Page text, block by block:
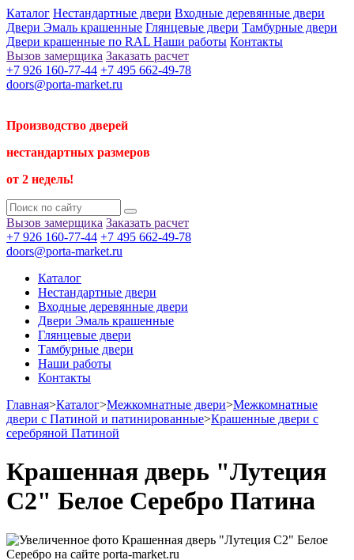
Каталог Нестандартные двери Входные деревянные двери
Двери Эмаль крашенные Глянцевые двери Тамбурные двери
Двери крашенные по RAL Наши работы Контакты
Вызов замерщика Заказать расчет
+7 926 160-77-44 +7 495 662-49-78
doors@porta-market.ru
Производство дверей
нестандартных размеров
от 2 недель!
Вызов замерщика Заказать расчет
+7 926 160-77-44 +7 495 662-49-78
doors@porta-market.ru
Каталог
Нестандартные двери
Входные деревянные двери
Двери Эмаль крашенные
Глянцевые двери
Тамбурные двери
Наши работы
Контакты
Главная>Каталог>Межкомнатные двери>Межкомнатные
двери с Патиной и патинированные>Крашенные двери с
серебряной Патиной
Крашенная дверь "Лутеция
С2" Белое Серебро Патина